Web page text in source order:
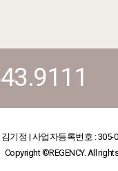
기정 | 사업자등록번호 : 305-
Copyright ©REGENCY. All